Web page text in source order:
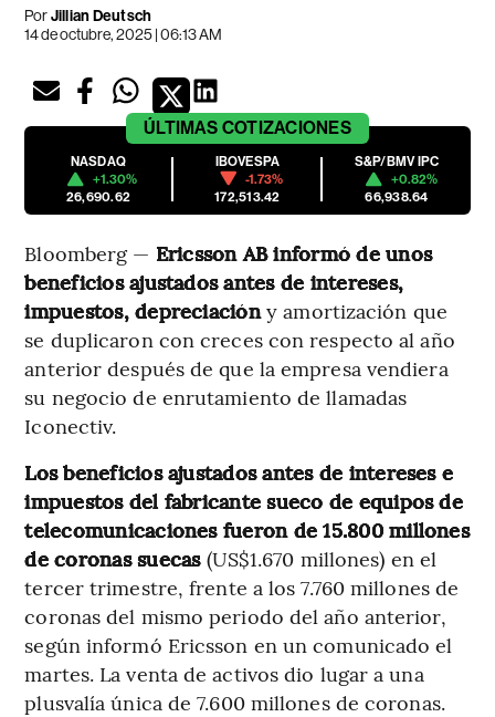
PorJillian Deutsch
14 de octubre, 2025 | 06:13 AM
ÚLTIMAS COTIZACIONES
NASDAQ
+1.30%
26,690.62
IBOVESPA
-1.73%
172,513.42
S&P/BMV IPC
+0.82%
66,938.64
Bloomberg — Ericsson AB informó de unos
beneficios ajustados antes de intereses,
impuestos, depreciacióny amortización que
se duplicaron con creces con respecto al año
anterior después de que la empresa vendiera
su negocio de enrutamiento de llamadas
Iconectiv.
Los beneficios ajustados antes de intereses e
impuestos del fabricante sueco de equipos de
telecomunicaciones fueron de 15.800 millones
de coronas suecas(US$1.670 millones) en el
tercer trimestre, frente a los 7.760 millones de
coronas del mismo periodo del año anterior,
según informó Ericsson en un comunicado el
martes. La venta de activos dio lugar a una
plusvalía única de 7.600 millones de coronas.